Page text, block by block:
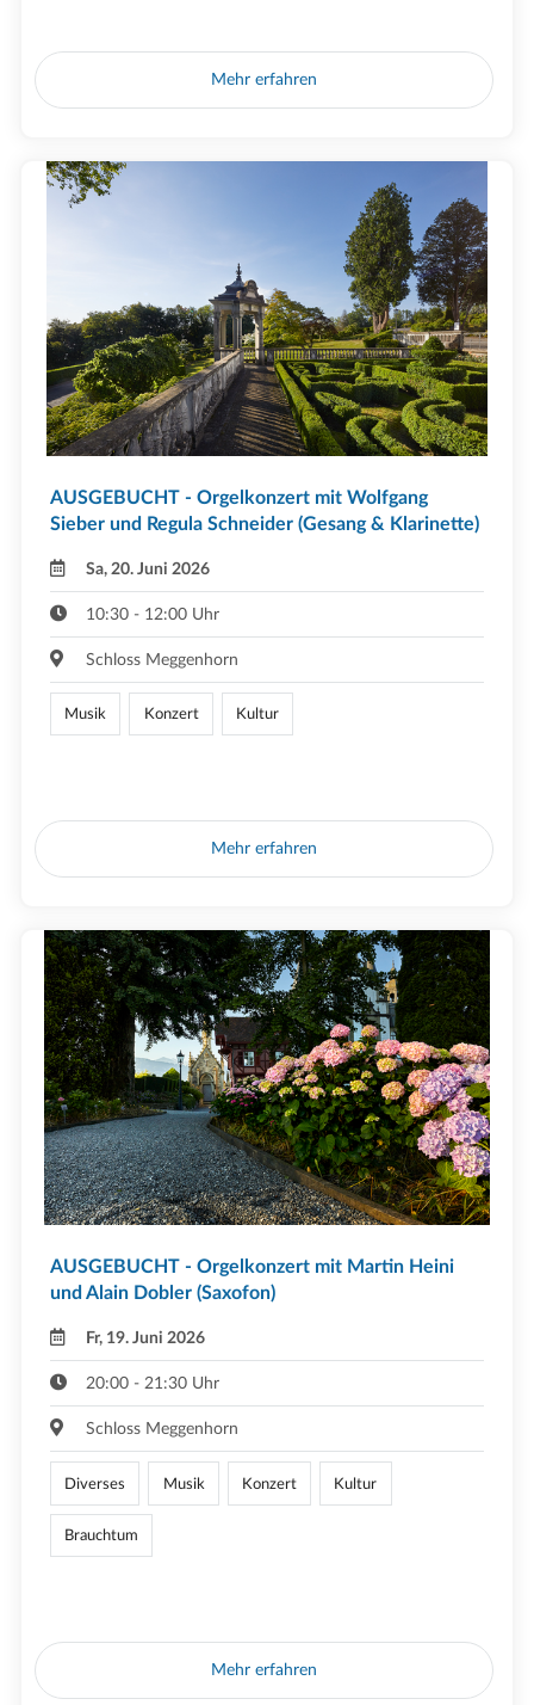
Mehr erfahren
AUSGEBUCHT - Orgelkonzert mit Wolfgang
Sieber und Regula Schneider (Gesang & Klarinette)
Sa, 20. Juni 2026
10:30 - 12:00 Uhr
Schloss Meggenhorn
Musik Konzert Kultur
Mehr erfahren
AUSGEBUCHT - Orgelkonzert mit Martin Heini
und Alain Dobler (Saxofon)
Fr, 19. Juni 2026
20:00 - 21:30 Uhr
Schloss Meggenhorn
Diverses Musik Konzert Kultur
Brauchtum
Mehr erfahren